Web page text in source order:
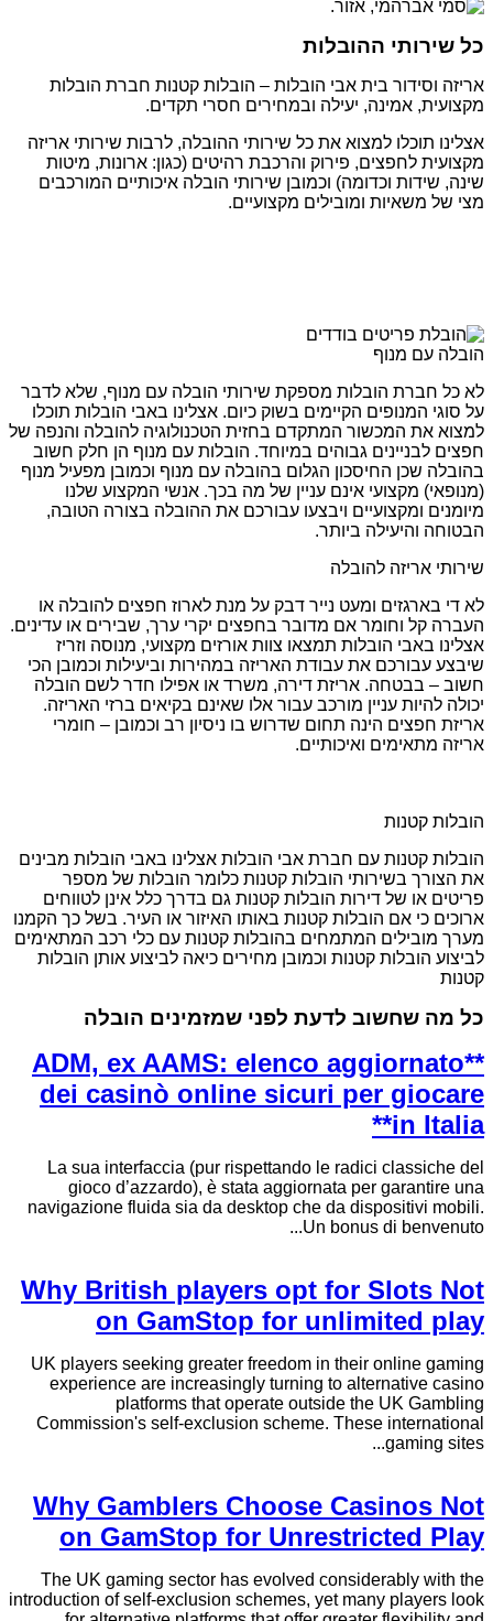
כל שירותי ההובלות
אריזה וסידור בית אבי הובלות – הובלות קטנות חברת הובלות
מקצועית, אמינה, יעילה ובמחירים חסרי תקדים.
אצלינו תוכלו למצוא את כל שירותי ההובלה, לרבות שירותי אריזה
מקצועית לחפצים, פירוק והרכבת רהיטים (כגון: ארונות, מיטות
שינה, שידות וכדומה) וכמובן שירותי הובלה איכותיים המורכבים
מצי של משאיות ומובילים מקצועיים.
הובלה עם מנוף
לא כל חברת הובלות מספקת שירותי הובלה עם מנוף, שלא לדבר
על סוגי המנופים הקיימים בשוק כיום. אצלינו באבי הובלות תוכלו
למצוא את המכשור המתקדם בחזית הטכנולוגיה להובלה והנפה של
חפצים לבניינים גבוהים במיוחד. הובלות עם מנוף הן חלק חשוב
בהובלה שכן החיסכון הגלום בהובלה עם מנוף וכמובן מפעיל מנוף
(מנופאי) מקצועי אינם עניין של מה בכך. אנשי המקצוע שלנו
מיומנים ומקצועיים ויבצעו עבורכם את ההובלה בצורה הטובה,
הבטוחה והיעילה ביותר.
שירותי אריזה להובלה
לא די בארגזים ומעט נייר דבק על מנת לארוז חפצים להובלה או
העברה קל וחומר אם מדובר בחפצים יקרי ערך, שבירים או עדינים.
אצלינו באבי הובלות תמצאו צוות אורזים מקצועי, מנוסה וזריז
שיבצע עבורכם את עבודת האריזה במהירות וביעילות וכמובן הכי
חשוב – בבטחה. אריזת דירה, משרד או אפילו חדר לשם הובלה
יכולה להיות עניין מורכב עבור אלו שאינם בקיאים ברזי האריזה.
אריזת חפצים הינה תחום שדרוש בו ניסיון רב וכמובן – חומרי
אריזה מתאימים ואיכותיים.
הובלות קטנות
הובלות קטנות עם חברת אבי הובלות אצלינו באבי הובלות מבינים
את הצורך בשירותי הובלות קטנות כלומר הובלות של מספר
פריטים או של דירות הובלות קטנות גם בדרך כלל אינן לטווחים
ארוכים כי אם הובלות קטנות באותו האיזור או העיר. בשל כך הקמנו
מערך מובילים המתמחים בהובלות קטנות עם כלי רכב המתאימים
לביצוע הובלות קטנות וכמובן מחירים כיאה לביצוע אותן הובלות
קטנות
כל מה שחשוב לדעת לפני שמזמינים הובלה
**ADM, ex AAMS: elenco aggiornato
dei casinò online sicuri per giocare
in Italia**
La sua interfaccia (pur rispettando le radici classiche del
gioco d’azzardo), è stata aggiornata per garantire una
navigazione fluida sia da desktop che da dispositivi mobili.
Un bonus di benvenuto...
Why British players opt for Slots Not
on GamStop for unlimited play
UK players seeking greater freedom in their online gaming
experience are increasingly turning to alternative casino
platforms that operate outside the UK Gambling
Commission's self-exclusion scheme. These international
gaming sites...
Why Gamblers Choose Casinos Not
on GamStop for Unrestricted Play
The UK gaming sector has evolved considerably with the
introduction of self-exclusion schemes, yet many players look